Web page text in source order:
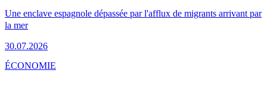
Une enclave espagnole dépassée par l'afflux de migrants arrivant par
la mer
30.07.2026
ÉCONOMIE